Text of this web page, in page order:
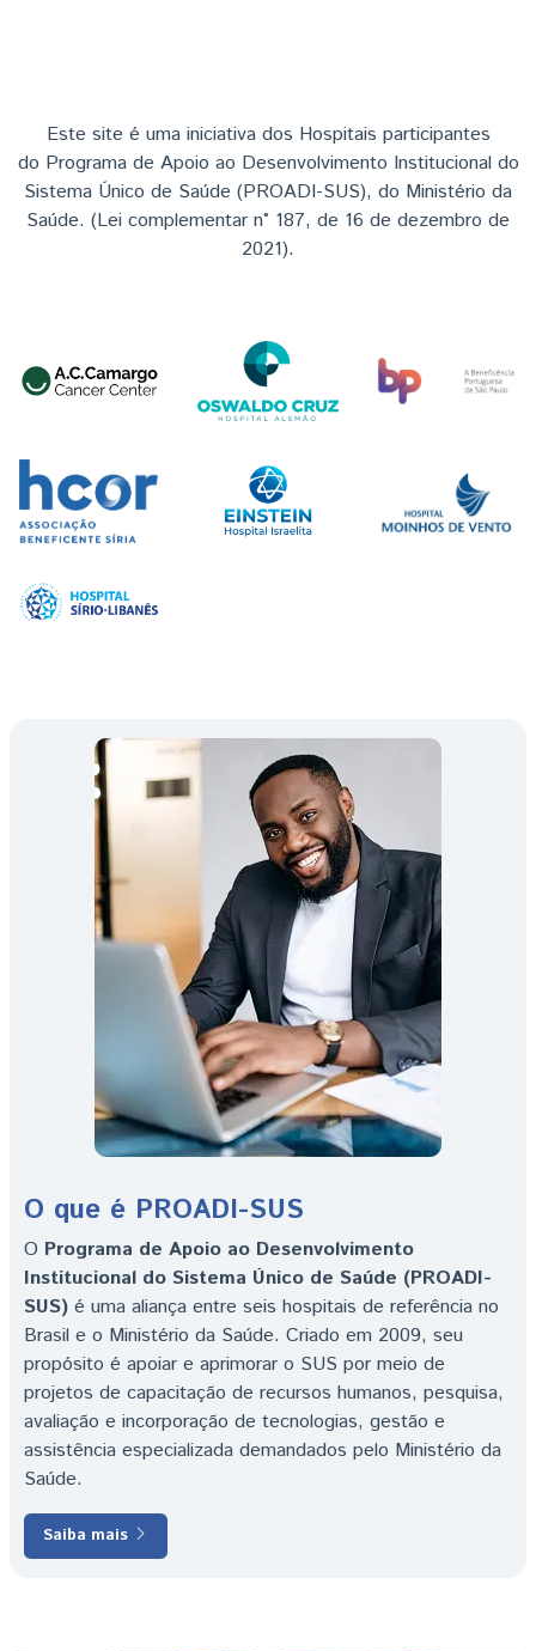
Este site é uma iniciativa dos Hospitais participantes
do Programa de Apoio ao Desenvolvimento Institucional do
Sistema Único de Saúde (PROADI-SUS), do Ministério da
Saúde. (Lei complementar n° 187, de 16 de dezembro de
2021).
Imagem
O que é PROADI-SUS
O Programa de Apoio ao Desenvolvimento
Institucional do Sistema Único de Saúde (PROADI-
SUS) é uma aliança entre seis hospitais de referência no
Brasil e o Ministério da Saúde. Criado em 2009, seu
propósito é apoiar e aprimorar o SUS por meio de
projetos de capacitação de recursos humanos, pesquisa,
avaliação e incorporação de tecnologias, gestão e
assistência especializada demandados pelo Ministério da
Saúde.
Saiba mais